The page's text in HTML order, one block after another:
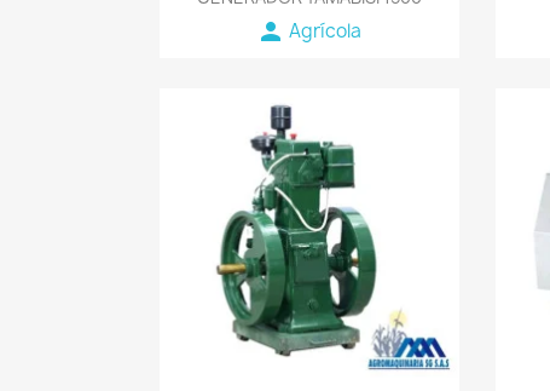
person Agrícola